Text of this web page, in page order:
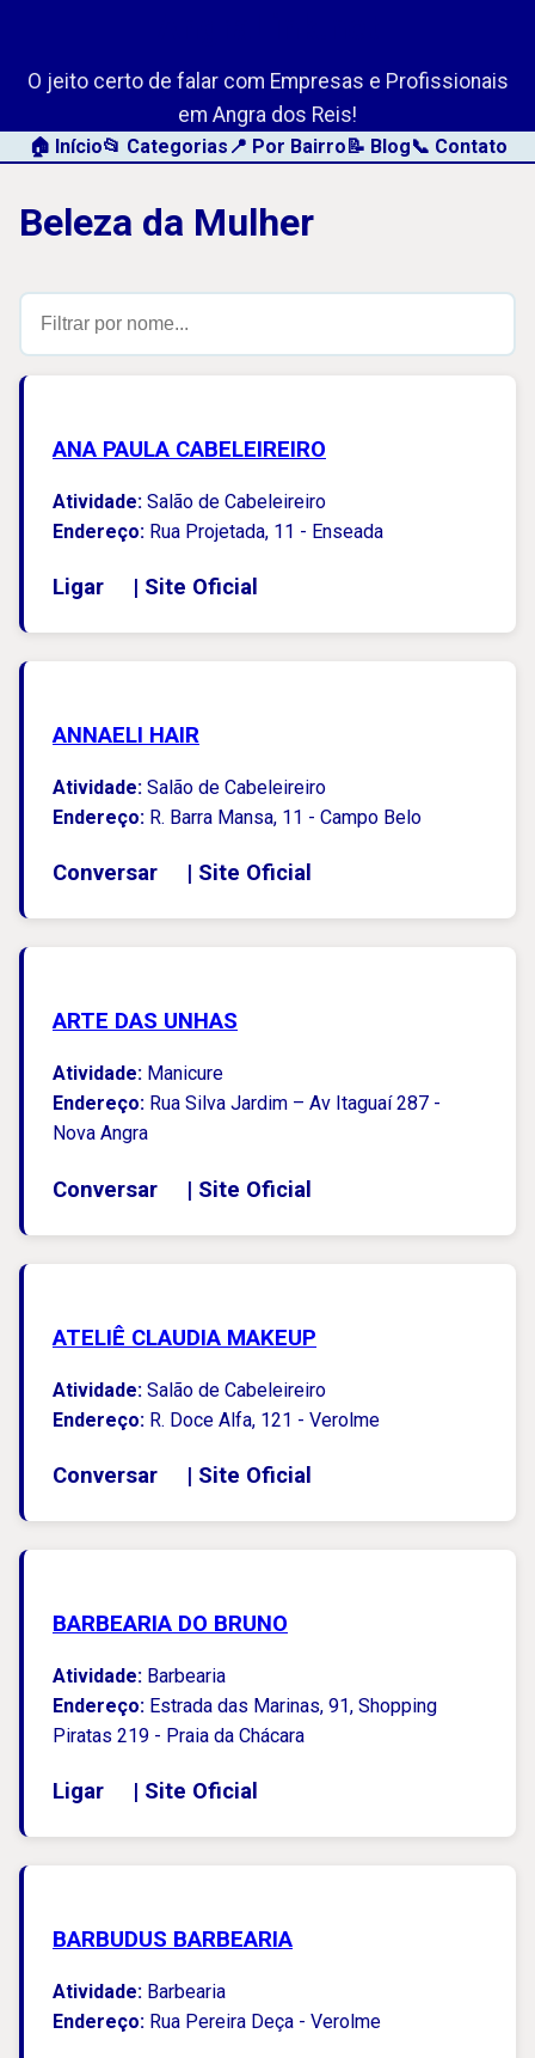
O jeito certo de falar com Empresas e Profissionais
em Angra dos Reis!
🏠 Início📂 Categorias 📍 Por Bairro📝 Blog📞 Contato
Beleza da Mulher
ANA PAULA CABELEIREIRO
Atividade: Salão de Cabeleireiro
Endereço: Rua Projetada, 11 - Enseada
Ligar | Site Oficial
ANNAELI HAIR
Atividade: Salão de Cabeleireiro
Endereço: R. Barra Mansa, 11 - Campo Belo
Conversar | Site Oficial
ARTE DAS UNHAS
Atividade: Manicure
Endereço: Rua Silva Jardim – Av Itaguaí 287 -
Nova Angra
Conversar | Site Oficial
ATELIÊ CLAUDIA MAKEUP
Atividade: Salão de Cabeleireiro
Endereço: R. Doce Alfa, 121 - Verolme
Conversar | Site Oficial
BARBEARIA DO BRUNO
Atividade: Barbearia
Endereço: Estrada das Marinas, 91, Shopping
Piratas 219 - Praia da Chácara
Ligar | Site Oficial
BARBUDUS BARBEARIA
Atividade: Barbearia
Endereço: Rua Pereira Deça - Verolme